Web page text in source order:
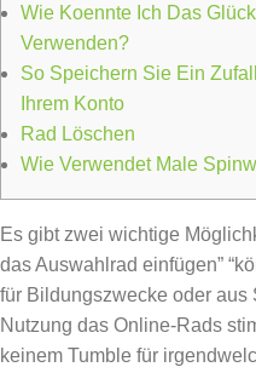
Wie Koennte Ich Das
Verwenden?
So Speichern Sie Ein
Ihrem Konto
Rad Löschen
Wie Verwendet Male
Es gibt zwei wichtige
das Auswahlrad einfügen”
für Bildungszwecke oder aus
Nutzung das Online-Rads
keinem Tumble für